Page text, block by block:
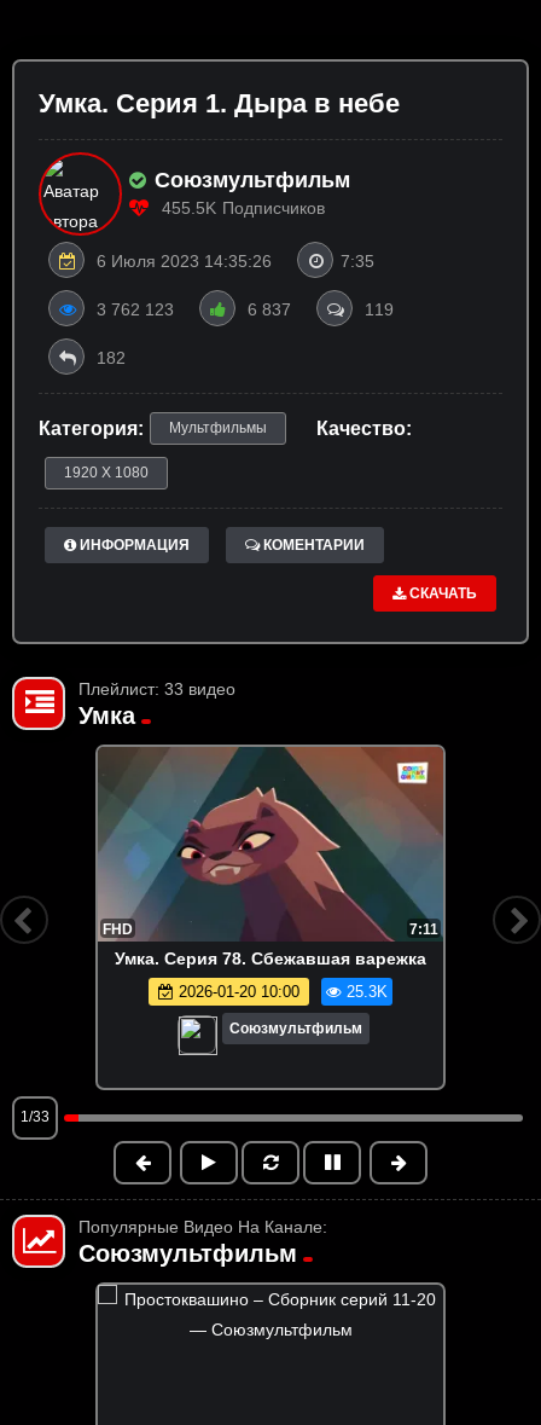
Умка. Серия 1. Дыра в небе
Союзмультфильм
455.5K Подписчиков
6 Июля 2023 14:35:26 7:35
3 762 123 6 837 119
182
Категория: Мультфильмы Качество:
1920 X 1080
ИНФОРМАЦИЯ КОМЕНТАРИИ
СКАЧАТЬ
Плейлист: 33 видео
Умка
FHD 7:11
Умка. Серия 78. Сбежавшая варежка
2026-01-20 10:00 25.3K
Союзмультфильм
1/33
Популярные Видео На Канале:
Союзмультфильм